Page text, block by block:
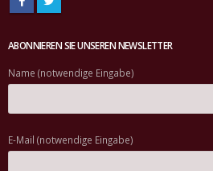
ABONNIEREN SIE UNSEREN NEWSLETTER
Name (notwendige Eingabe)
E-Mail (notwendige Eingabe)